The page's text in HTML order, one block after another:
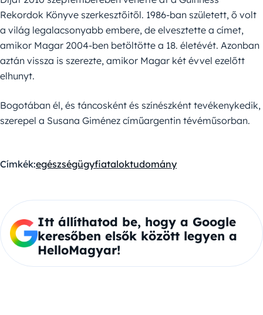
Rekordok Könyve szerkesztőitől. 1986-ban született, ő volt
a világ legalacsonyabb embere, de elvesztette a címet,
amikor Magar 2004-ben betöltötte a 18. életévét. Azonban
aztán vissza is szerezte, amikor Magar két évvel ezelőtt
elhunyt.
Bogotában él, és táncosként és színészként tevékenykedik,
szerepel a Susana Giménez címűargentin tévéműsorban.
Címkék:egészségügyfiataloktudomány
Itt állíthatod be, hogy a Google
keresőben elsők között legyen a
HelloMagyar!